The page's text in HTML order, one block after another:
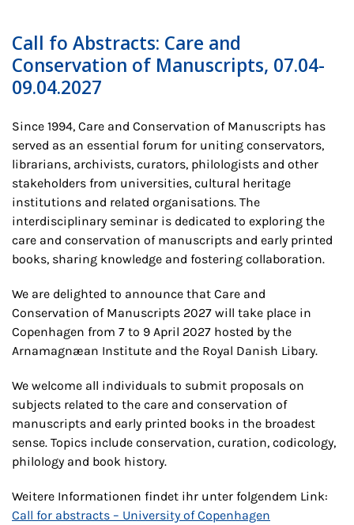
Call fo Abstracts: Care and
Conservation of Manuscripts, 07.04-
09.04.2027
Since 1994, Care and Conservation of Manuscripts has
served as an essential forum for uniting conservators,
librarians, archivists, curators, philologists and other
stakeholders from universities, cultural heritage
institutions and related organisations. The
interdisciplinary seminar is dedicated to exploring the
care and conservation of manuscripts and early printed
books, sharing knowledge and fostering collaboration.
We are delighted to announce that Care and
Conservation of Manuscripts 2027 will take place in
Copenhagen from 7 to 9 April 2027 hosted by the
Arnamagnæan Institute and the Royal Danish Libary.
We welcome all individuals to submit proposals on
subjects related to the care and conservation of
manuscripts and early printed books in the broadest
sense. Topics include conservation, curation, codicology,
philology and book history.
Weitere Informationen findet ihr unter folgendem Link:
Call for abstracts – University of Copenhagen